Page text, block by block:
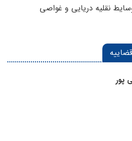
نقلیه دریایی و غواصی
پور